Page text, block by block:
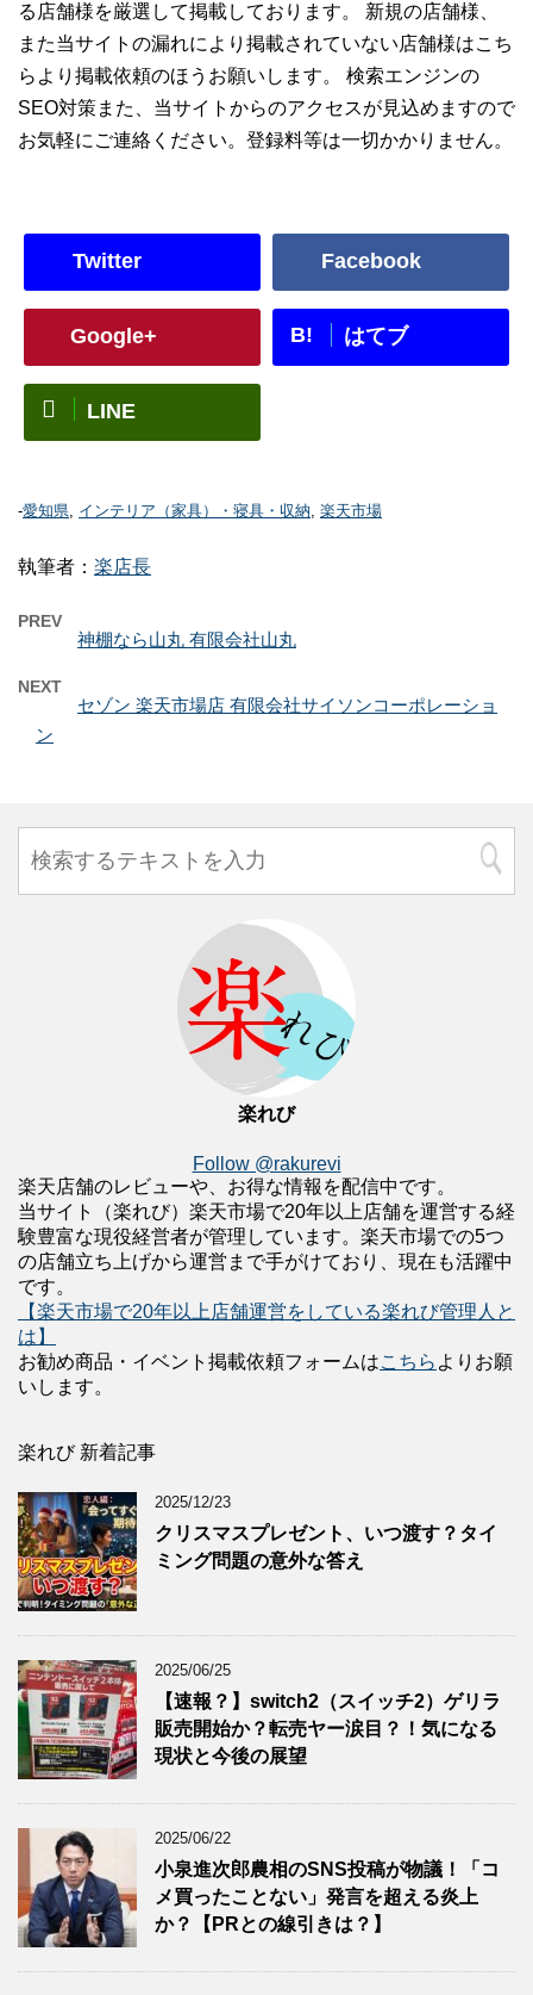
る店舗様を厳選して掲載しております。 新規の店舗様、
また当サイトの漏れにより掲載されていない店舗様はこち
らより掲載依頼のほうお願いします。 検索エンジンの
SEO対策また、当サイトからのアクセスが見込めますので
お気軽にご連絡ください。登録料等は一切かかりません。
Twitter Facebook
Google+ B! はてブ
LINE
-愛知県, インテリア（家具）・寝具・収納, 楽天市場
執筆者： 楽店長
PREV
神棚なら山丸 有限会社山丸
NEXT
セゾン 楽天市場店 有限会社サイソンコーポレーショ
ン
楽れび
Follow @rakurevi
楽天店舗のレビューや、お得な情報を配信中です。
当サイト（楽れび）楽天市場で20年以上店舗を運営する経
験豊富な現役経営者が管理しています。楽天市場での5つ
の店舗立ち上げから運営まで手がけており、現在も活躍中
です。
【楽天市場で20年以上店舗運営をしている楽れび管理人と
は】
お勧め商品・イベント掲載依頼フォームはこちら よりお願
いします。
楽れび 新着記事
2025/12/23
クリスマスプレゼント、いつ渡す？タイ
ミング問題の意外な答え
2025/06/25
【速報？】switch2（スイッチ2）ゲリラ
販売開始か？転売ヤー涙目？！気になる
現状と今後の展望
2025/06/22
小泉進次郎農相のSNS投稿が物議！「コ
メ買ったことない」発言を超える炎上
か？【PRとの線引きは？】